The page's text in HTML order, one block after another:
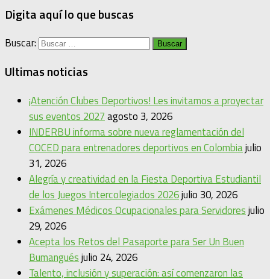
Digita aquí lo que buscas
Buscar:
Ultimas noticias
¡Atención Clubes Deportivos! Les invitamos a proyectar
sus eventos 2027agosto 3, 2026
INDERBU informa sobre nueva reglamentación del
COCED para entrenadores deportivos en Colombiajulio
31, 2026
Alegría y creatividad en la Fiesta Deportiva Estudiantil
de los Juegos Intercolegiados 2026julio 30, 2026
Exámenes Médicos Ocupacionales para Servidoresjulio
29, 2026
Acepta los Retos del Pasaporte para Ser Un Buen
Bumanguésjulio 24, 2026
Talento, inclusión y superación: así comenzaron las